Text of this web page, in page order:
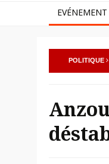
EVÉNEMENT
POLITIQUE